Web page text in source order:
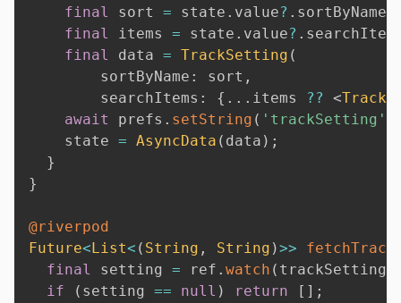
final
sort = state . value? . sortByName
final
items = state . value? .
final
data = TrackSetting (
        sortByName
: sort ,
        searchItems
: { . . . items ? ? <
await
prefs . setString ( 'trackSetting'
    state
= AsyncData ( data ) ;
}
}
@riverpod
Future<List< ( String , String )>> fetchTrack
final
setting = ref . watch (
if
( setting == null ) return [ ] ;